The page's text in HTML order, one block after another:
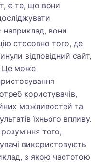
є те, що вони
наприклад, вони
стосовно того, де
відповідний сайт,
Це може
користувачів,
можливостей та
їхнього впливу.
того,
використовують
з якою частотою